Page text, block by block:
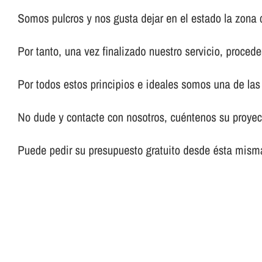
Somos pulcros y nos gusta dejar en el estado la
Por tanto, una vez finalizado nuestro servicio,
Por todos estos principios e ideales somos una de
No dude y contacte con nosotros, cuéntenos su
Puede pedir su presupuesto gratuito desde ésta